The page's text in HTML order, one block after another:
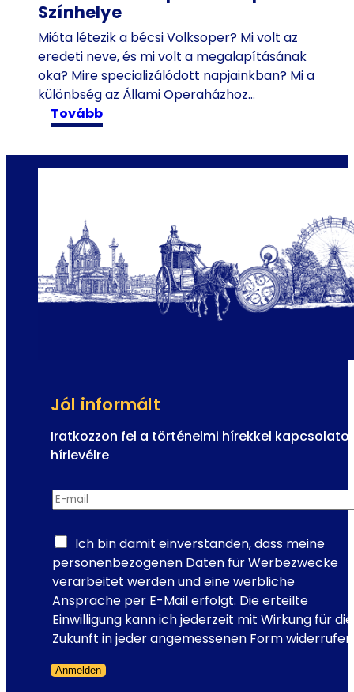
z
i
d
ő
u
t
z
á
Színhelye
Mióta létezik a bécsi Volksoper? Mi volt az
eredeti neve, és mi volt a megalapításának
oka? Mire specializálódott napjainkban? Mi a
különbség az Állami Operaházhoz…
tovább:
A
é
V
o
l
k
r
-
a
z
p
e
e
t
t
s
z
í
n
h
Jól informált
Iratkozzon fel a történelmi hírekkel
hírlevélre
H
í
e
v
é
l
E
m
E-mail
Ich bin damit einverstanden, dass meine
personenbezogenen Daten für Werbezwecke
verarbeitet werden und eine werbliche
Ansprache per E-Mail erfolgt. Die erteilte
Einwilligung kann ich jederzeit mit Wirkung für die
Zukunft in jeder angemessenen Form
Anmelden